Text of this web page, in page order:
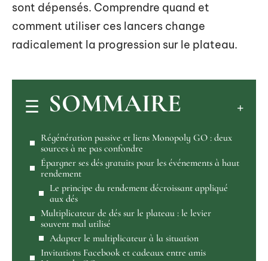
sont dépensés. Comprendre quand et
comment utiliser ces lancers change
radicalement la progression sur le plateau.
SOMMAIRE
Régénération passive et liens Monopoly GO : deux
sources à ne pas confondre
Épargner ses dés gratuits pour les événements à haut
rendement
Le principe du rendement décroissant appliqué
aux dés
Multiplicateur de dés sur le plateau : le levier
souvent mal utilisé
Adapter le multiplicateur à la situation
Invitations Facebook et cadeaux entre amis